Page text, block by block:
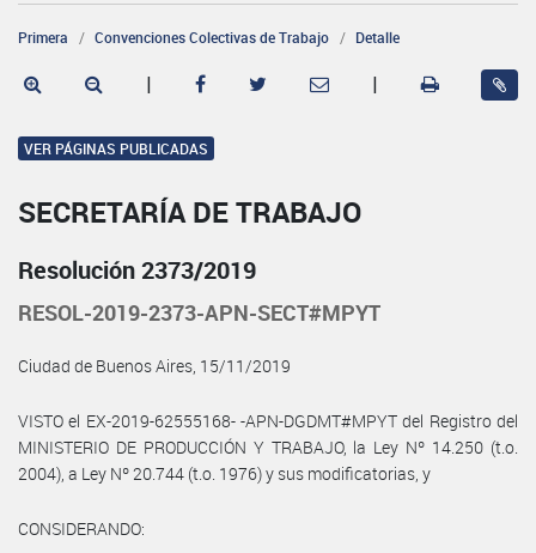
Primera Convenciones Colectivas de Trabajo Detalle
| |
VER PÁGINAS PUBLICADAS
SECRETARÍA DE TRABAJO
Resolución 2373/2019
RESOL-2019-2373-APN-SECT#MPYT
Ciudad de Buenos Aires, 15/11/2019
VISTO el EX-2019-62555168- -APN-DGDMT#MPYT del Registro del
MINISTERIO DE PRODUCCIÓN Y TRABAJO, la Ley Nº 14.250 (t.o.
2004), a Ley Nº 20.744 (t.o. 1976) y sus modificatorias, y
CONSIDERANDO: